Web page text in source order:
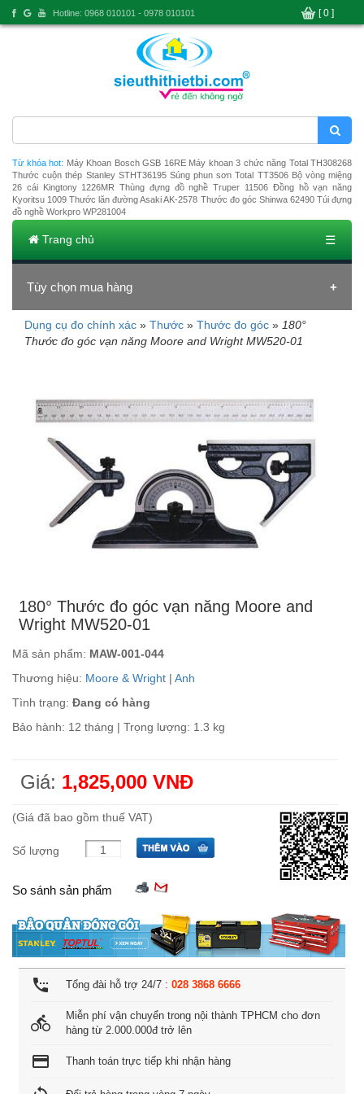
Từ khóa hot: Máy Khoan Bosch GSB 16RE Máy khoan 3 chức năng Total TH308268
Thước cuộn thép Stanley STHT36195 Súng phun sơn Total TT3506 Bộ vòng miệng
26 cái Kingtony 1226MR Thùng đựng đồ nghề Truper 11506 Đồng hồ vạn năng
Kyoritsu 1009 Thước lăn đường Asaki AK-2578 Thước đo góc Shinwa 62490 Túi đựng
đồ nghề Workpro WP281004
Trang chủ ☰
Tùy chọn mua hàng
Đang tải dữ liệu
Dụng cụ đo chính xác » Thước » Thước đo góc » 180°
Thước đo góc vạn năng Moore and Wright MW520-01
180° Thước đo góc vạn năng Moore and
Wright MW520-01
Mã sản phẩm: MAW-001-044
Thương hiệu: Moore & Wright | Anh
Tình trạng: Đang có hàng
Bảo hành: 12 tháng | Trọng lượng: 1.3 kg
Giá: 1,825,000 VNĐ
(Giá đã bao gồm thuế VAT)
Số lượng
So sánh sản phẩm
settings_phone Tổng đài hỗ trợ 24/7 : 028 3868 6666
directions_bike
Miễn phí vận chuyển trong nội thành TPHCM cho đơn
hàng từ 2.000.000đ trở lên
credit_card Thanh toán trực tiếp khi nhận hàng
Hotline: 0968 010101 - 0978 010101 [ 0 ]